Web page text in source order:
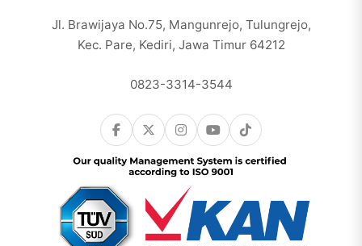
Jl. Brawijaya No.75, Mangunrejo, Tulungrejo,
Kec. Pare, Kediri, Jawa Timur 64212
0823-3314-3544